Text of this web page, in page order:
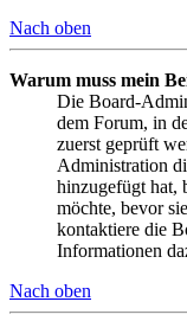
Nach oben
Warum muss mein
Die Board-
dem Forum, in
zuerst geprüft
Administration
hinzugefügt hat,
möchte, bevor
kontaktiere die
Informationen
Nach oben